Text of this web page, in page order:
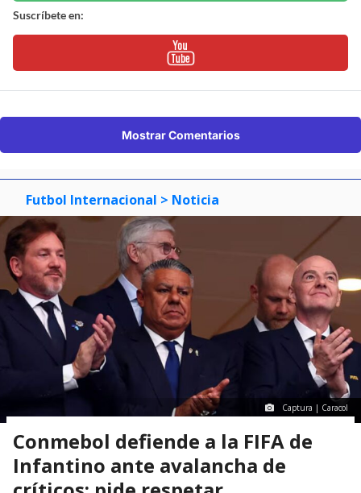
Suscríbete en:
Mostrar Comentarios
Futbol Internacional > Noticia
Captura | Caracol
Conmebol defiende a la FIFA de
Infantino ante avalancha de